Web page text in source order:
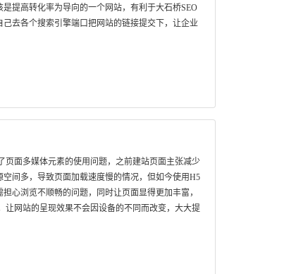
提高转化率为导向的一个网站，有利于大石桥SEO
去各个搜索引擎端口把网站的链接提交下，让企业
页面多媒体元素的使用问题，之前建站页面主张减少
间多，导致页面加载速度慢的情况，但如今使用H5
心浏览不顺畅的问题，同时让页面显得更加丰富，
让网站的呈现效果不会因设备的不同而改变，大大提